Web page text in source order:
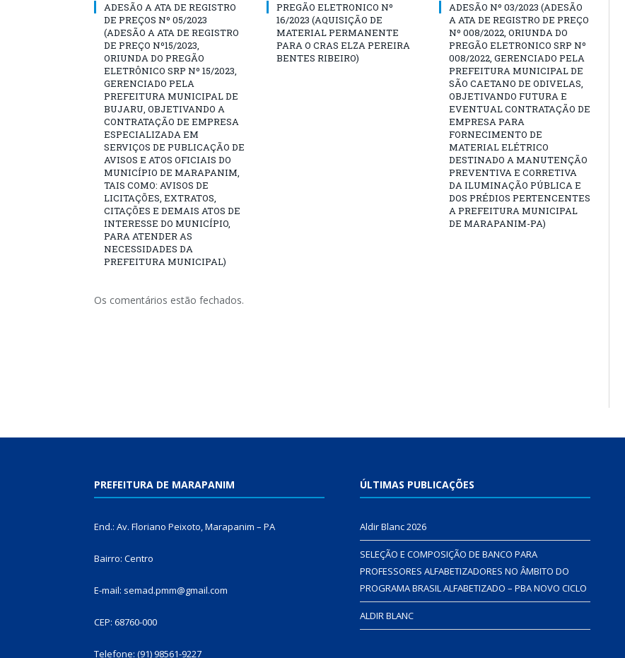
ADESÃO A ATA DE REGISTRO
DE PREÇOS Nº 05/2023
(ADESÃO A ATA DE REGISTRO
DE PREÇO Nº15/2023,
ORIUNDA DO PREGÃO
ELETRÔNICO SRP Nº 15/2023,
GERENCIADO PELA
PREFEITURA MUNICIPAL DE
BUJARU, OBJETIVANDO A
CONTRATAÇÃO DE EMPRESA
ESPECIALIZADA EM
SERVIÇOS DE PUBLICAÇÃO DE
AVISOS E ATOS OFICIAIS DO
MUNICÍPIO DE MARAPANIM,
TAIS COMO: AVISOS DE
LICITAÇÕES, EXTRATOS,
CITAÇÕES E DEMAIS ATOS DE
INTERESSE DO MUNICÍPIO,
PARA ATENDER AS
NECESSIDADES DA
PREFEITURA MUNICIPAL)
PREGÃO ELETRONICO Nº
16/2023 (AQUISIÇÃO DE
MATERIAL PERMANENTE
PARA O CRAS ELZA PEREIRA
BENTES RIBEIRO)
ADESÃO Nº 03/2023 (ADESÃO
A ATA DE REGISTRO DE PREÇO
Nº 008/2022, ORIUNDA DO
PREGÃO ELETRONICO SRP Nº
008/2022, GERENCIADO PELA
PREFEITURA MUNICIPAL DE
SÃO CAETANO DE ODIVELAS,
OBJETIVANDO FUTURA E
EVENTUAL CONTRATAÇÃO DE
EMPRESA PARA
FORNECIMENTO DE
MATERIAL ELÉTRICO
DESTINADO A MANUTENÇÃO
PREVENTIVA E CORRETIVA
DA ILUMINAÇÃO PÚBLICA E
DOS PRÉDIOS PERTENCENTES
A PREFEITURA MUNICIPAL
DE MARAPANIM-PA)
Os comentários estão fechados.
PREFEITURA DE MARAPANIM
End.: Av. Floriano Peixoto, Marapanim – PA
Bairro: Centro
E-mail: semad.pmm@gmail.com
CEP: 68760-000
Telefone: (91) 98561-9227
ÚLTIMAS PUBLICAÇÕES
Aldir Blanc 2026
SELEÇÃO E COMPOSIÇÃO DE BANCO PARA
PROFESSORES ALFABETIZADORES NO ÂMBITO DO
PROGRAMA BRASIL ALFABETIZADO – PBA NOVO CICLO
ALDIR BLANC